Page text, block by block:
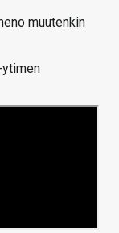
muutenkin
ytimen